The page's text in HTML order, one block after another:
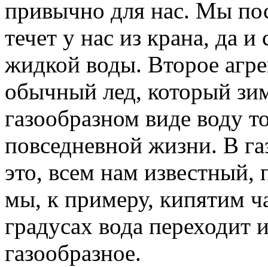
привычно для нас. Мы
течет у нас из крана, да
жидкой воды. Второе
обычный лед, который
газообразном виде воду
повседневной жизни. В
это, всем нам известный,
мы, к примеру, кипятим
градусах вода переходит
газообразное.